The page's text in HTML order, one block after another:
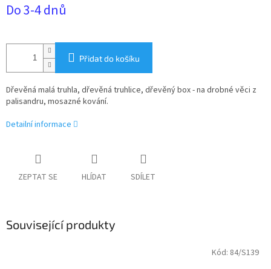
cena:
Do 3-4 dnů
Přidat do košíku
Dřevěná malá truhla, dřevěná truhlice, dřevěný box - na drobné věci z
palisandru, mosazné kování.
Detailní informace
ZEPTAT SE HLÍDAT SDÍLET
Související produkty
Kód: 84/S139